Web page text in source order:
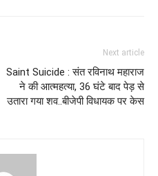
Next article
Saint Suicide : संत रविनाथ महाराज
ने की आत्महत्या, 36 घंटे बाद पेड़ से
उतारा गया शव..बीजेपी विधायक पर केस